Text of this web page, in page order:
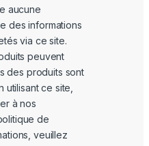
aucune
des informations
via ce site.
peuvent
des produits sont
utilisant ce site,
à nos
de
veuillez